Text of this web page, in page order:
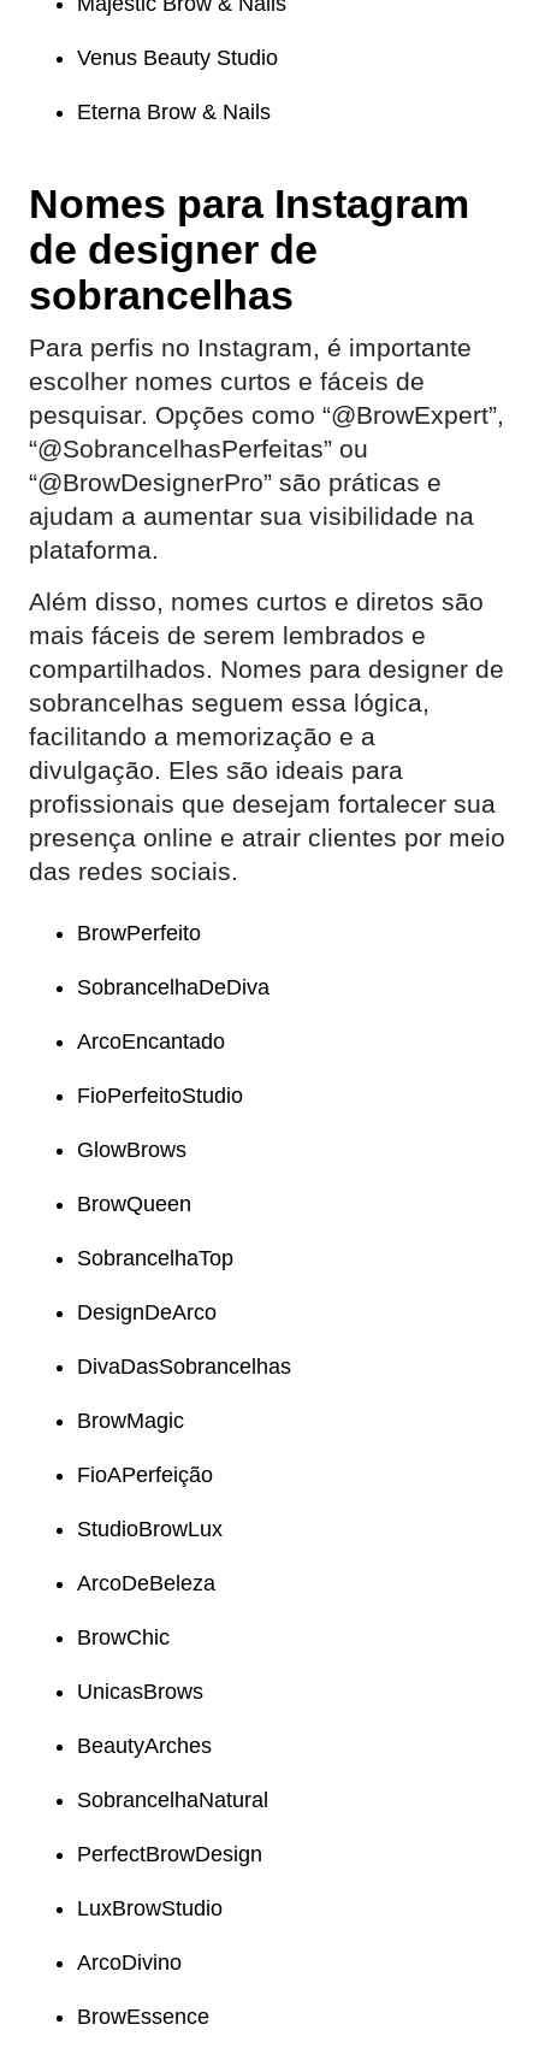
Venus Beauty Studio
Eterna Brow & Nails
Nomes para Instagram
de designer de
sobrancelhas
Para perfis no Instagram, é importante
escolher nomes curtos e fáceis de
pesquisar. Opções como “@BrowExpert”,
“@SobrancelhasPerfeitas” ou
“@BrowDesignerPro” são práticas e
ajudam a aumentar sua visibilidade na
plataforma.
Além disso, nomes curtos e diretos são
mais fáceis de serem lembrados e
compartilhados. Nomes para designer de
sobrancelhas seguem essa lógica,
facilitando a memorização e a
divulgação. Eles são ideais para
profissionais que desejam fortalecer sua
presença online e atrair clientes por meio
das redes sociais.
BrowPerfeito
SobrancelhaDeDiva
ArcoEncantado
FioPerfeitoStudio
GlowBrows
BrowQueen
SobrancelhaTop
DesignDeArco
DivaDasSobrancelhas
BrowMagic
FioAPerfeição
StudioBrowLux
ArcoDeBeleza
BrowChic
UnicasBrows
BeautyArches
SobrancelhaNatural
PerfectBrowDesign
LuxBrowStudio
ArcoDivino
BrowEssence